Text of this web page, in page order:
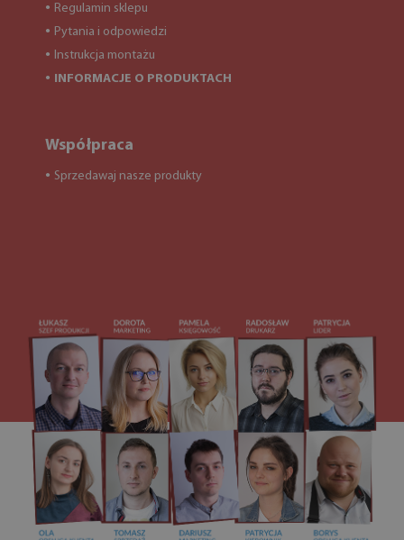
● Regulamin sklepu
● Pytania i odpowiedzi
● Instrukcja montażu
● INFORMACJE O PRODUKTACH
Współpraca
● Sprzedawaj nasze produkty